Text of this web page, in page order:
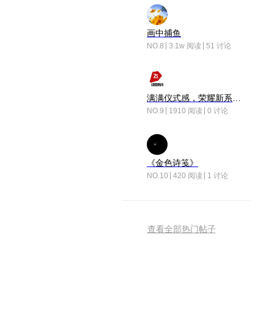
画中捕鱼
NO.8 3.1w 阅读 51 讨论
NO.9 1910 阅读 0 讨论
《金色诗笺》
NO.10 420 阅读 1 讨论
查看全部热门帖子